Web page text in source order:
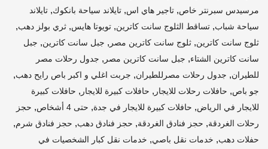
مرسيدس سبرنتر خاص, تاجير هاي اس, تايلاند سياحة بانكوك, تايلاند
سياحة شباب, تساقط الثلوج سانت كاترين, تويوتا هايس, ثري بولز دهب,
ثلوج سانت كاترين, ثلوج سانت كاترين مصر , جبل سانت كاترين, جبل
سانت كاترين الشتاء, جبل سانت كاترين مصر , جدول رحلات مصر
للطيران, جدول رحلات مصرللطيران, جربت اغلي و اكبر باص رايح دهب,
جو باص, حافلات رحلات للايجار , حافلات كبيرة للايجار , حافلات كبيرة
للايجار في الرياض, حافلات كبيرة للايجار في جدة, حتى 4 أشخاص , حجز
رحلات الغردقة, حجز فنادق الغردقة, حجز فنادق دهب, حجز فنادق شرم,
حفلات دهب, خدمات نقل باصي, خدمات نقل كبار الشخصيات في